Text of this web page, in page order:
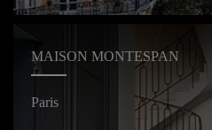
MAISON MONTESPAN
Paris